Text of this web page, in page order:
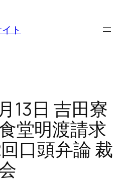
ト
13日 吉田寮
堂明渡請求
口頭弁論 裁